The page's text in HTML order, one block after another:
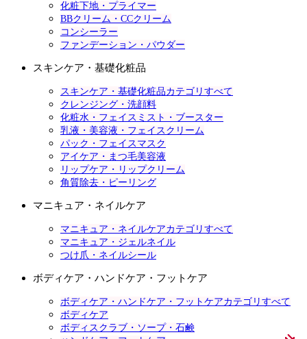
化粧下地・プライマー
BBクリーム・CCクリーム
コンシーラー
ファンデーション・パウダー
スキンケア・基礎化粧品
スキンケア・基礎化粧品カテゴリすべて
クレンジング・洗顔料
化粧水・フェイスミスト・ブースター
乳液・美容液・フェイスクリーム
パック・フェイスマスク
アイケア・まつ毛美容液
リップケア・リップクリーム
角質除去・ピーリング
マニキュア・ネイルケア
マニキュア・ネイルケアカテゴリすべて
マニキュア・ジェルネイル
つけ爪・ネイルシール
ボディケア・ハンドケア・フットケア
ボディケア・ハンドケア・フットケアカテゴリすべて
ボディケア
ボディスクラブ・ソープ・石鹸